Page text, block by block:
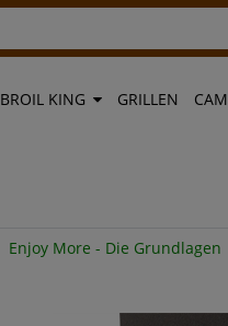
BROIL KING GRILLEN
Enjoy More - Die Grundlagen